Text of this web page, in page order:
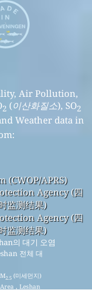
Air Pollution,
2 (이산화질소), SO2
Weather data in
(CWOP/APRS)
Agency (四
监测结果)
Agency (四
监测结果)
의 대기 오염
전체 대
2.5 (미세먼지)
, Leshan